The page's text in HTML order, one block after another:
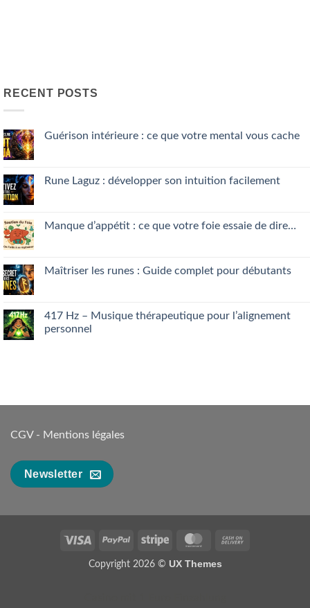
RECENT POSTS
Guérison intérieure : ce que votre mental vous cache
Guérison
intérieure
votre
mental
Rune Laguz : développer son intuition facilement
Rune
Laguz
intuition
facilement
Manque d’appétit : ce que votre foie essaie de dire…
Manque
d’appétit
votre
foie
essaie
Maîtriser les runes : Guide complet pour débutants
Maîtriser
les
runes
417 Hz – Musique thérapeutique pour l’alignement
personnel
pour
CGV- Mentions légales
Newsletter
Visa PayPal Stripe MasterCard
Copyright 2026 © UX Themes